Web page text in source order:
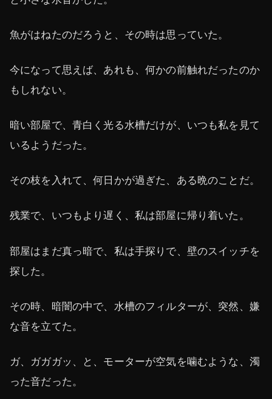
魚がはねたのだろうと、その時は思っていた。
今になって思えば、あれも、何かの前触れだったのか
もしれない。
暗い部屋で、青白く光る水槽だけが、いつも私を見て
いるようだった。
その枝を入れて、何日かが過ぎた、ある晩のことだ。
残業で、いつもより遅く、私は部屋に帰り着いた。
部屋はまだ真っ暗で、私は手探りで、壁のスイッチを
探した。
その時、暗闇の中で、水槽のフィルターが、突然、嫌
な音を立てた。
ガ、ガガガッ、と、モーターが空気を噛むような、濁
った音だった。